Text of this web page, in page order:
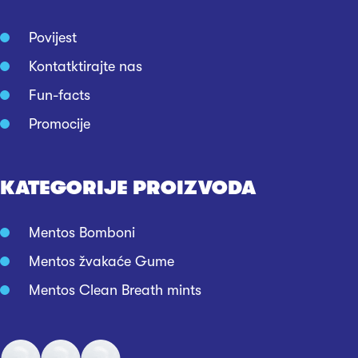
Povijest
Kontatktirajte nas
Fun-facts
Promocije
KATEGORIJE PROIZVODA
Mentos Bomboni
Mentos žvakaće Gume
Mentos Clean Breath mints